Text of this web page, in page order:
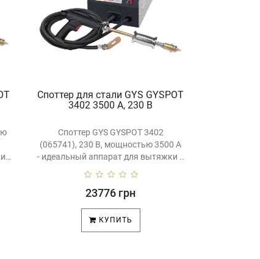
Споттер для стали GYS GYSPOT
3402 3500 А, 230 В
Споттер GYS GYSPOT 3402
(065741), 230 В, мощностью 3500 A
- идеальный аппарат для вытяжки ..
23776 грн
КУПИТЬ